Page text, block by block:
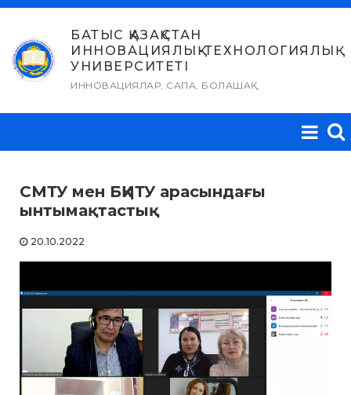
Skip
content
БАТЫС ҚАЗАҚСТАН
ИННОВАЦИЯЛЫҚ-ТЕХНОЛОГИЯЛЫҚ
УНИВЕРСИТЕТІ
ИННОВАЦИЯЛАР, САПА, БОЛАШАҚ
СМТУ мен БҚИТУ арасындағы
ынтымақтастық
20.10.2022